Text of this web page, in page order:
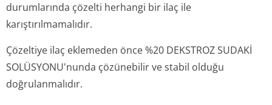
durumlarında çözelti herhangi bir ilaç ile
karıştırılmamalıdır.
Çözeltiye ilaç eklemeden önce %20 DEKSTROZ SUDAKİ
SOLÜSYONU'nunda çözünebilir ve stabil olduğu
doğrulanmalıdır.